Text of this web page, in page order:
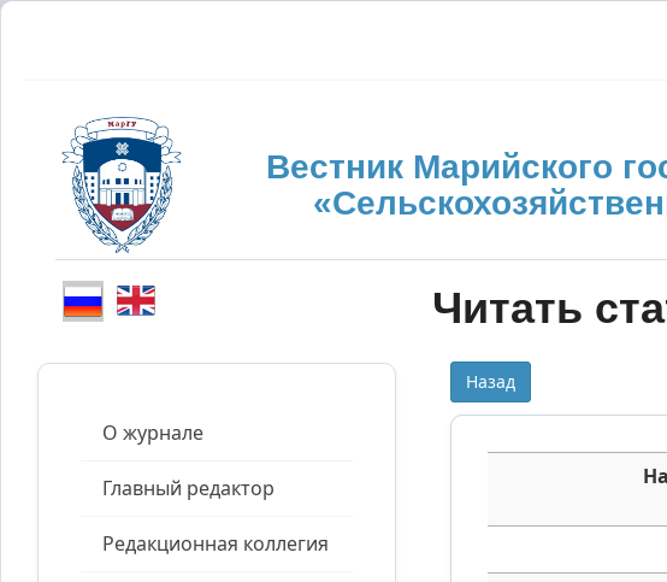
Вестник Марийского
О журнале
Главный редактор
Редакционная коллегия
Читать
Назад